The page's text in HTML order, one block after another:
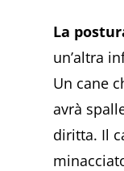
La
un’altra
Un cane
avrà
diritta. Il